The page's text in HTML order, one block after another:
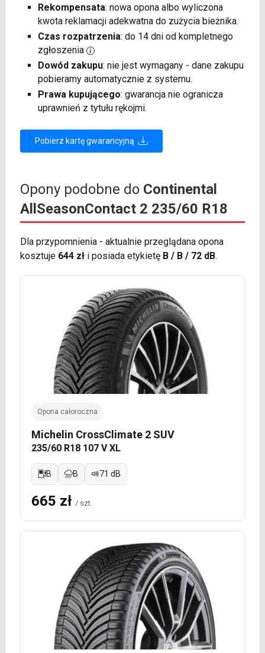
Rekompensata: nowa opona albo wyliczona
kwota reklamacji adekwatna do zużycia bieżnika.
Czas rozpatrzenia: do 14 dni od kompletnego
zgłoszenia
Dowód zakupu: nie jest wymagany - dane zakupu
pobieramy automatycznie z systemu.
Prawa kupującego: gwarancja nie ogranicza
uprawnień z tytułu rękojmi.
Pobierz kartę gwarancyjną
Opony podobne do Continental
AllSeasonContact 2 235/60 R18
Dla przypomnienia - aktualnie przeglądana opona
kosztuje 644 złi posiada etykietę B / B / 72 dB.
Opona całoroczna
Michelin CrossClimate 2 SUV
235/60 R18 107 V XL
B B 71 dB
665 zł / szt.